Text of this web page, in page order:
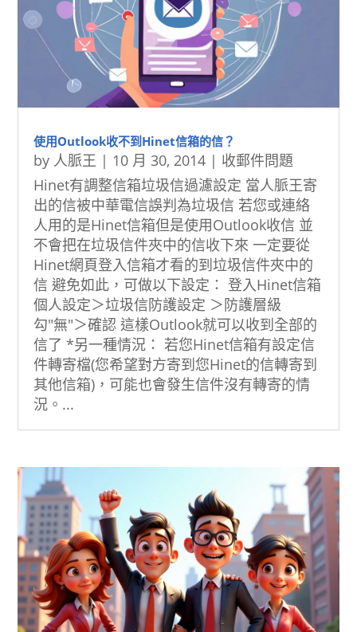
使用Outlook收不到Hinet信箱的信？
by 人脈王 | 10 月 30, 2014 | 收郵件問題
Hinet有調整信箱垃圾信過濾設定 當人脈王寄
出的信被中華電信誤判為垃圾信 若您或連絡
人用的是Hinet信箱但是使用Outlook收信 並
不會把在垃圾信件夾中的信收下來 一定要從
Hinet網頁登入信箱才看的到垃圾信件夾中的
信 避免如此，可做以下設定： 登入Hinet信箱
個人設定＞垃圾信防護設定 ＞防護層級
勾"無"＞確認 這樣Outlook就可以收到全部的
信了 *另一種情況： 若您Hinet信箱有設定信
件轉寄檔(您希望對方寄到您Hinet的信轉寄到
其他信箱)，可能也會發生信件沒有轉寄的情
況。...